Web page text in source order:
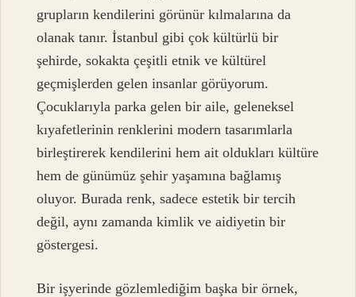
grupların kendilerini görünür kılmalarına da
olanak tanır. İstanbul gibi çok kültürlü bir
şehirde, sokakta çeşitli etnik ve kültürel
geçmişlerden gelen insanlar görüyorum.
Çocuklarıyla parka gelen bir aile, geleneksel
kıyafetlerinin renklerini modern tasarımlarla
birleştirerek kendilerini hem ait oldukları kültüre
hem de günümüz şehir yaşamına bağlamış
oluyor. Burada renk, sadece estetik bir tercih
değil, aynı zamanda kimlik ve aidiyetin bir
göstergesi.
Bir işyerinde gözlemlediğim başka bir örnek,